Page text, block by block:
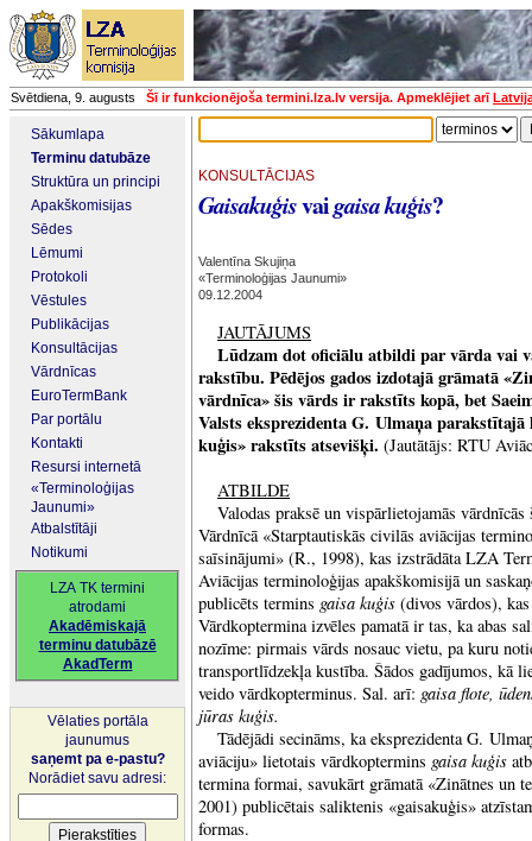
Svētdiena, 9. augusts Šī ir funkcionējoša termini.lza.lv versija. Apmeklējiet arī
Sākumlapa
Terminu datubāze
Struktūra un principi
Apakškomisijas
Sēdes
Lēmumi
Protokoli
Vēstules
Publikācijas
Konsultācijas
Vārdnīcas
EuroTermBank
Par portālu
Kontakti
Resursi internetā
«Terminoloģijas
Jaunumi»
Atbalstītāji
Notikumi
LZA TK termini
atrodami
Akadēmiskajā
terminu datubāzē
AkadTerm
Vēlaties portāla
jaunumus
saņemt pa e-pastu?
Norādiet savu adresi:
KONSULTĀCIJAS
Gaisakuģisvaigaisa kuģis?
Valentīna Skujiņa
«Terminoloģijas Jaunumi»
09.12.2004
JAUTĀJUMS
Lūdzam dot oficiālu atbildi par vārda vai
rakstību. Pēdējos gados izdotajā grāmatā
vārdnīca» šis vārds ir rakstīts kopā, bet
Valsts eksprezidenta G. Ulmaņa
kuģis» rakstīts atsevišķi. (Jautātājs: RTU
ATBILDE
Valodas praksē un vispārlietojamās
Vārdnīcā «Starptautiskās civilās aviācijas
saīsinājumi» (R., 1998), kas izstrādāta LZA
Aviācijas terminoloģijas apakškomisijā un
publicēts termins gaisa kuģis (divos vārdos),
Vārdkoptermina izvēles pamatā ir tas, ka abas
nozīme: pirmais vārds nosauc vietu, pa kuru
transportlīdzekļa kustība. Šādos gadījumos, kā
veido vārdkopterminus. Sal. arī: gaisa flote,
jūras kuģis.
Tādējādi secināms, ka eksprezidenta G.
aviāciju» lietotais vārdkoptermins gaisa kuģis
termina formai, savukārt grāmatā «Zinātnes un
2001) publicētais saliktenis «gaisakuģis»
formas.